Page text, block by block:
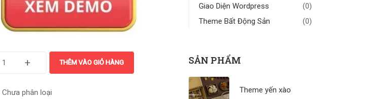
+ THÊM VÀO GIỎ HÀNG
Chưa phân loại
Giao Diện Wordpress
(0)
Theme Bất Động Sản
(0)
SẢN PHẨM
Theme yến xào